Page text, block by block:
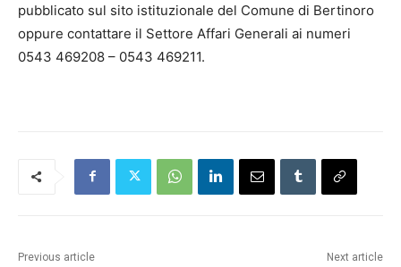
pubblicato sul sito istituzionale del Comune di Bertinoro
oppure contattare il Settore Affari Generali ai numeri
0543 469208 – 0543 469211.
Previous article Next article